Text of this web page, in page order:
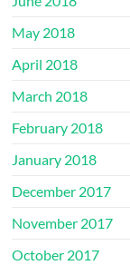
May 2018
April 2018
March 2018
February 2018
January 2018
December 2017
November 2017
October 2017